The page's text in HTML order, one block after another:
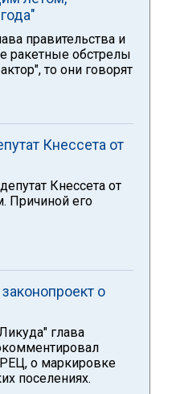
правительства и
ракетные обстрелы
то они говорят
Кнессета от
Кнессета от
Причиной его
о
глава
о маркировке
поселениях.